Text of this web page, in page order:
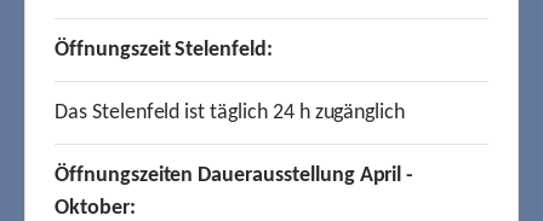
Öffnungszeit Stelenfeld:
Das Stelenfeld ist täglich 24 h zugänglich
Öffnungszeiten Dauerausstellung April -
Oktober: